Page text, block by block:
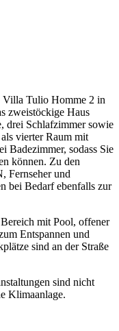
Tulio Homme 2 in
zweistöckige Haus
drei Schlafzimmer sowie
vierter Raum mit
Badezimmer, sodass Sie
können. Zu den
Fernseher und
bei Bedarf ebenfalls zur
mit Pool, offener
Entspannen und
sind an der Straße
sind nicht
Klimaanlage.